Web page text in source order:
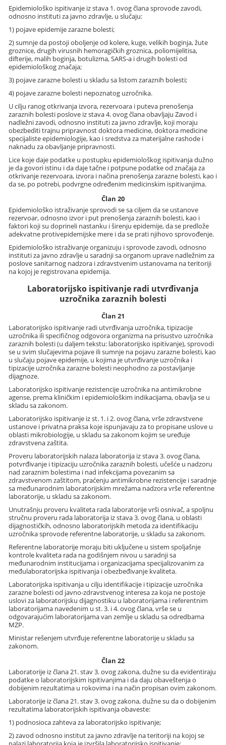
Epidemiološko ispitivanje iz stava 1. ovog člana sprovode zavodi,
odnosno instituti za javno zdravlje, u slučaju:
1) pojave epidemije zarazne bolesti;
2) sumnje da postoji oboljenje od kolere, kuge, velikih boginja, žute
groznice, drugih virusnih hemoragičkih groznica, poliomijelitisa,
difterije, malih boginja, botulizma, SARS-a i drugih bolesti od
epidemiološkog značaja;
3) pojave zarazne bolesti u skladu sa listom zaraznih bolesti;
4) pojave zarazne bolesti nepoznatog uzročnika.
U cilju ranog otkrivanja izvora, rezervoara i puteva prenošenja
zaraznih bolesti poslove iz stava 4. ovog člana obavljaju Zavod i
nadležni zavodi, odnosno instituti za javno zdravlje, koji moraju
obezbediti trajnu pripravnost doktora medicine, doktora medicine
specijaliste epidemiologije, kao i sredstva za materijalne rashode i
naknadu za obavljanje pripravnosti.
Lice koje daje podatke u postupku epidemiološkog ispitivanja dužno
je da govori istinu i da daje tačne i potpune podatke od značaja za
otkrivanje rezervoara, izvora i načina prenošenja zarazne bolesti, kao i
da se, po potrebi, podvrgne određenim medicinskim ispitivanjima.
Član 20
Epidemiološko istraživanje sprovodi se sa ciljem da se ustanove
rezervoar, odnosno izvor i put prenošenja zaraznih bolesti, kao i
faktori koji su doprineli nastanku i širenju epidemije, da se predlože
adekvatne protivepidemijske mere i da se prati njihovo sprovođenje.
Epidemiološko istraživanje organizuju i sprovode zavodi, odnosno
instituti za javno zdravlje u saradnji sa organom uprave nadležnim za
poslove sanitarnog nadzora i zdravstvenim ustanovama na teritoriji
na kojoj je registrovana epidemija.
Laboratorijsko ispitivanje radi utvrđivanja
uzročnika zaraznih bolesti
Član 21
Laboratorijsko ispitivanje radi utvrđivanja uzročnika, tipizacije
uzročnika ili specifičnog odgovora organizma na prisustvo uzročnika
zaraznih bolesti (u daljem tekstu: laboratorijsko ispitivanje), sprovodi
se u svim slučajevima pojave ili sumnje na pojavu zarazne bolesti, kao
u slučaju pojave epidemije, u kojima je utvrđivanje uzročnika i
tipizacije uzročnika zarazne bolesti neophodno za postavljanje
dijagnoze.
Laboratorijsko ispitivanje rezistencije uzročnika na antimikrobne
agense, prema kliničkim i epidemiološkim indikacijama, obavlja se u
skladu sa zakonom.
Laboratorijsko ispitivanje iz st. 1. i 2. ovog člana, vrše zdravstvene
ustanove i privatna praksa koje ispunjavaju za to propisane uslove u
oblasti mikrobiologije, u skladu sa zakonom kojim se uređuje
zdravstvena zaštita.
Proveru laboratorijskih nalaza laboratorija iz stava 3. ovog člana,
potvrđivanje i tipizaciju uzročnika zaraznih bolesti, učešće u nadzoru
nad zaraznim bolestima i nad infekcijama povezanim sa
zdravstvenom zaštitom, praćenju antimikrobne rezistencije i saradnje
sa međunarodnim laboratorijskim mrežama nadzora vrše referentne
laboratorije, u skladu sa zakonom.
Unutrašnju proveru kvaliteta rada laboratorije vrši osnivač, a spoljnu
stručnu proveru rada laboratorija iz stava 3. ovog člana, u oblasti
dijagnostičkih, odnosno laboratorijskih metoda za identifikaciju
uzročnika sprovode referentne laboratorije, u skladu sa zakonom.
Referentne laboratorije moraju biti uključene u sistem spoljašnje
kontrole kvaliteta rada na godišnjem nivou u saradnji sa
međunarodnim institucijama i organizacijama specijalizovanim za
međulaboratorijska ispitivanja i obezbeđivanje kvaliteta.
Laboratorijska ispitivanja u cilju identifikacije i tipizacije uzročnika
zarazne bolesti od javno-zdravstvenog interesa za koja ne postoje
uslovi za laboratorijsku dijagnostiku u laboratorijama i referentnim
laboratorijama navedenim u st. 3. i 4. ovog člana, vrše se u
odgovarajućim laboratorijama van zemlje u skladu sa odredbama
MZP.
Ministar rešenjem utvrđuje referentne laboratorije u skladu sa
zakonom.
Član 22
Laboratorije iz člana 21. stav 3. ovog zakona, dužne su da evidentiraju
podatke o laboratorijskim ispitivanjima i da daju obaveštenja o
dobijenim rezultatima u rokovima i na način propisan ovim zakonom.
Laboratorije iz člana 21. stav 3. ovog zakona, dužne su da o dobijenim
rezultatima laboratorijskih ispitivanja obaveste:
1) podnosioca zahteva za laboratorijsko ispitivanje;
2) zavod odnosno institut za javno zdravlje na teritoriji na kojoj se